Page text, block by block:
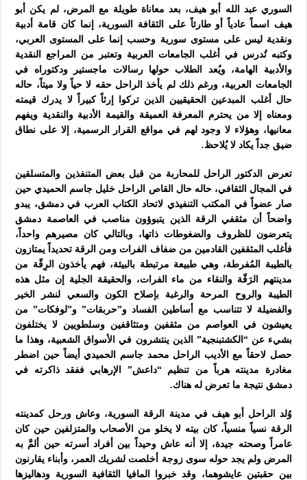
السوري عبد الله أبو هيف، بعد معاناة طويلة مع المرض، لم يكن أبو
هيف اسماً عادياً أو طارئاً على الثقافة السورية، إنما كان قامة أدبية
ونقدية ليس على مستوى سورية وحسب إنما على المستوى العربي،
وكتبه تُدرس في أغلب الجامعات العربية وتعتبر من المراجع النقدية
والأدبية الهامة، ويُعد الطلاب حولها رسالات ماجستير ودكتوراه في
الجامعات العربية، ورغم ذلك لم يأخذ الراحل حقه لا حياً ولا ميتاً، حاله
حال أغلب المبدعين الحقيقيين الذين تركوا إرثاً كبيراً لا يدرك قيمته
ومعناه إلا من يحترم المعرفة العميقة والقيمة الأدبية والنقدية ويفهم
معانيها، وهؤلاء لا وجود لهم في مواقع القرار الرسمية، إلا على نطاق
ضيق جداً يكاد لا يُلاحظ.
تعرض الدكتور الراحل للمحاربة من قبل بعض المتنفذين والمتسلقين
في المجال الثقافي، حاله حال القاص الراحل خليل جاسم الحميدي حين
صار عضواً في المكتب التنفيذي لاتحاد الكتاب العرب في دمشق، يبدو
واضحاً أن مثقفي الرقة الذين يتبوؤون مناصب في العاصمة دمشق
يتعرضون للظروف والضغوطات ذاتها، وبالتالي كان مصيرهم واحداً،
فأغلب المثقفين القادمين من ضفاف الفرات ومن الرقة تحديداً يمتازون
بالطيبة المُفرطة، وهي طبيعة مرتبطة بالبيئة، فهم يأخذون الرِقّة من
مدينتهم الرَقّة والنقاء من ماء الفرات، والحقيقة الجلية إن مثل هذه
الطيبة والروح المرحة والرغبة بإصلاح الكون والسعي لنشر الخير
والفضيلة لا تتناسب مع أساطين الفساد و”حربقات” و”لوفكات” من
يعيشون في العواصم من مثقفين ومتثاقفين وسلطويين لا يختلفون
بشيء عن “الكشتبنجية” الذين ينتشرون في الأسواق الشعبية، وهذا ما
حصل لاحقاً مع الأديب الراحل محمد جاسم الحميدي أيضاً حين اضطر
مغادرة مدينته هرباً من تنظيم “داعش” الإرهابي ففقد ذاكرته في
دمشق نتيجة ما تعرض له هناك.
وُلد الراحل أبو هيف في مدينة الرقة السورية، وعاش ورحل كمدينته
الرقة نسياً منسياً، كان بيته لا يخلو من الأصحاب والمتزلفين حين كان
عامراً وصحته جيدة، إلا أنه عاش وحيداً بين أفراد أسرته حين ألمَّ به
المرض ولم يجد حوله سوى زوجة أخلصت لشريك العمر، وأبناء يقارنون
بين حقبتين عايشوهما، وقد خبروا المافيا الثقافية السورية ودهاليزها